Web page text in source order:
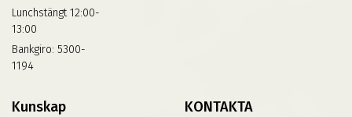
Lunchstängt 12:00-
13:00
Bankgiro: 5300-
1194
Kunskap KONTAKTA